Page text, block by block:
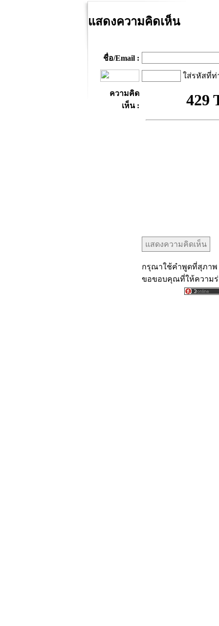
แสดงความคิดเห็น
ชื่อ/Email :
ใส่รหัสที่ท่
ความคิด
เห็น :
กรุณาใช้คำพูดที่สุภาพ
ขอขอบคุณที่ให้ความ